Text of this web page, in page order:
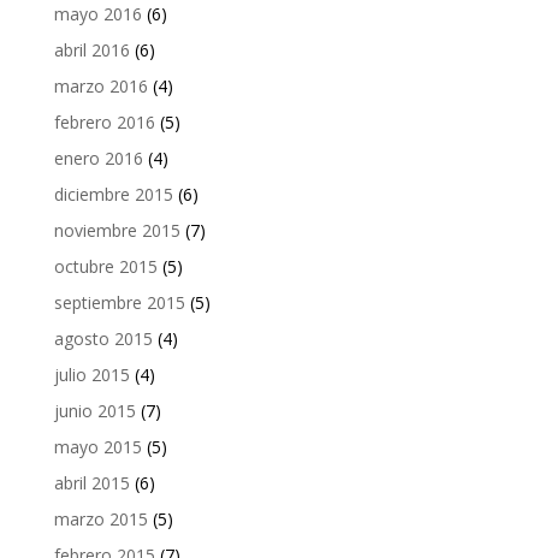
mayo 2016 (6)
abril 2016 (6)
marzo 2016 (4)
febrero 2016 (5)
enero 2016 (4)
diciembre 2015 (6)
noviembre 2015 (7)
octubre 2015 (5)
septiembre 2015 (5)
agosto 2015 (4)
julio 2015 (4)
junio 2015 (7)
mayo 2015 (5)
abril 2015 (6)
marzo 2015 (5)